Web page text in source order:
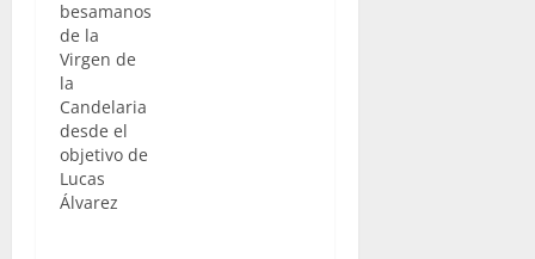
besamanos
de la
Virgen de
la
Candelaria
desde el
objetivo de
Lucas
Álvarez